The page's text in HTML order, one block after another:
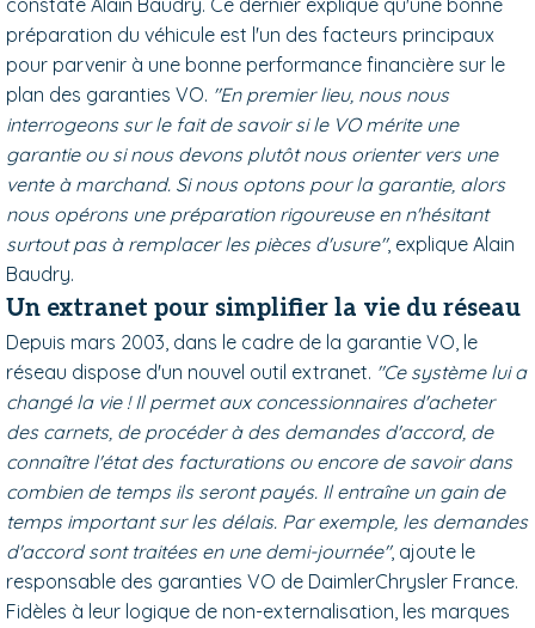
constate Alain Baudry. Ce dernier explique qu'une bonne
préparation du véhicule est l'un des facteurs principaux
pour parvenir à une bonne performance financière sur le
plan des garanties VO. "En premier lieu, nous nous
interrogeons sur le fait de savoir si le VO mérite une
garantie ou si nous devons plutôt nous orienter vers une
vente à marchand. Si nous optons pour la garantie, alors
nous opérons une préparation rigoureuse en n'hésitant
surtout pas à remplacer les pièces d'usure", explique Alain
Baudry.
Un extranet pour simplifier la vie du réseau
Depuis mars 2003, dans le cadre de la garantie VO, le
réseau dispose d'un nouvel outil extranet. "Ce système lui a
changé la vie ! Il permet aux concessionnaires d'acheter
des carnets, de procéder à des demandes d'accord, de
connaître l'état des facturations ou encore de savoir dans
combien de temps ils seront payés. Il entraîne un gain de
temps important sur les délais. Par exemple, les demandes
d'accord sont traitées en une demi-journée", ajoute le
responsable des garanties VO de DaimlerChrysler France.
Fidèles à leur logique de non-externalisation, les marques